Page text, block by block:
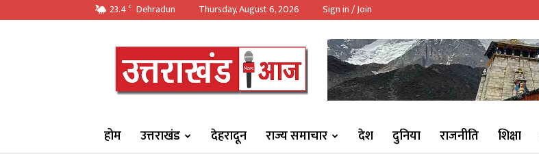
23.4 C Dehradun Thursday, August 6, 2026 Sign in / Join
https://uttarakhandaaj.com/
होम उत्तराखंड देहरादून राज्य समाचार देश दुनिया राजनीति शिक्षा